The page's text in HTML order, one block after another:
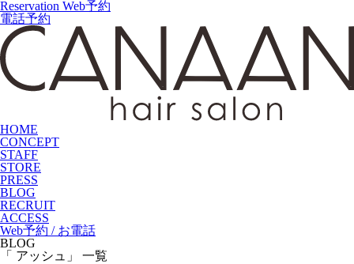
Reservation Web予約
電話予約
HOME
CONCEPT
STAFF
STORE
PRESS
BLOG
RECRUIT
ACCESS
Web予約 / お電話
BLOG
「 アッシュ」 一覧